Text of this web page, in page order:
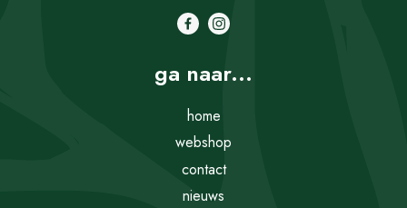
ga naar...
home
webshop
contact
nieuws